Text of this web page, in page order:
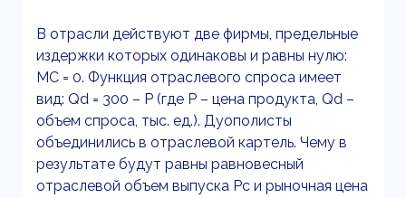
В отрасли действуют две фирмы, предельные
издержки которых одинаковы и равны нулю:
МС = 0. Функция отраслевого спроса имеет
вид: Qd = 300 – P (где Р – цена продукта, Qd –
объем спроса, тыс. ед.). Дуополисты
объединились в отраслевой картель. Чему в
результате будут равны равновесный
отраслевой объем выпуска Рс и рыночная цена